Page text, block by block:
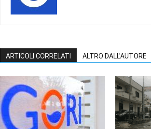
ARTICOLI CORRELATI ALTRO DALL'AUTORE